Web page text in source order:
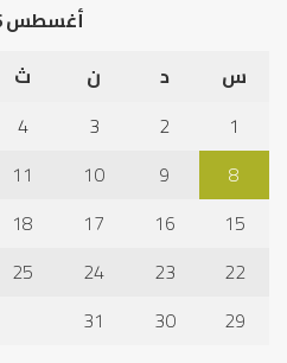
أغسطس 2026
س
د ن ث
1
2
3
4
8
9
10
11
15
16
17
18
22
23
24
25
29
30
31